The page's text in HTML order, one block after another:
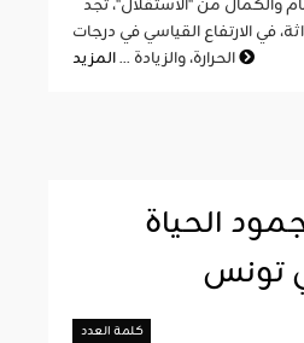
في الارتفاع القياسي في درجات
الحرارة، والزيادة ...
الحياة
تونس
كلمة العدد